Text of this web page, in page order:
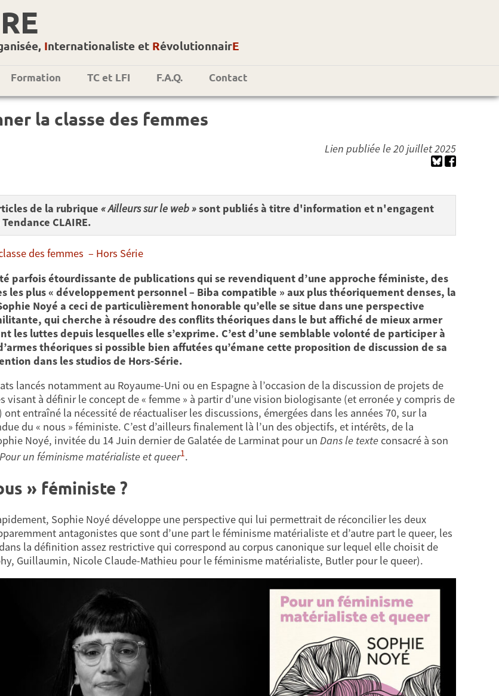
Internationaliste et RévolutionnairE
Formation TC et LFI F.A.Q. Contact
la classe des femmes
Lien publiée le 20 juillet 2025
de la rubrique « Ailleurs sur le web »sont publiés à titre d'information et n'engagent
CLAIRE.
des femmes – Hors Série
parfois étourdissante de publications qui se revendiquent d’une approche féministe, des
les plus « développement personnel – Biba compatible » aux plus théoriquement denses, la
Noyé a ceci de particulièrement honorable qu’elle se situe dans une perspective
qui cherche à résoudre des conflits théoriques dans le but affiché de mieux armer
les luttes depuis lesquelles elle s’exprime. C’est d’une semblable volonté de participer à
théoriques si possible bien affutées qu’émane cette proposition de discussion de sa
dans les studios de Hors-Série.
lancés notamment au Royaume-Uni ou en Espagne à l’occasion de la discussion de projets de
visant à définir le concept de « femme » à partir d’une vision biologisante (et erronée y compris de
ont entraîné la nécessité de réactualiser les discussions, émergées dans les années 70, sur la
du « nous » féministe. C’est d’ailleurs finalement là l’un des objectifs, et intérêts, de la
Noyé, invitée du 14 Juin dernier de Galatée de Larminat pour un Dans le texteconsacré à son
Pour un féminisme matérialiste et queer1.
» féministe ?
Sophie Noyé développe une perspective qui lui permettrait de réconcilier les deux
antagonistes que sont d’une part le féminisme matérialiste et d’autre part le queer, les
la définition assez restrictive qui correspond au corpus canonique sur lequel elle choisit de
Guillaumin, Nicole Claude-Mathieu pour le féminisme matérialiste, Butler pour le queer).